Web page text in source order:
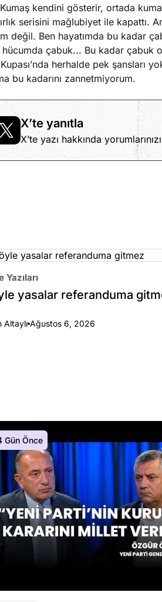
kendini gösterir, ortada
serisini mağlubiyet ile kapattı.
değil. Ben hayatımda bu kadar
çabuk... Bu kadar çabuk
herhalde pek şansları
bu kadarını zannetmiyorum.
X’te yanıtla
X’te yazı hakkında
Yazıları
yasalar referanduma
Altaylı Ağustos 6, 2026
Gün Önce